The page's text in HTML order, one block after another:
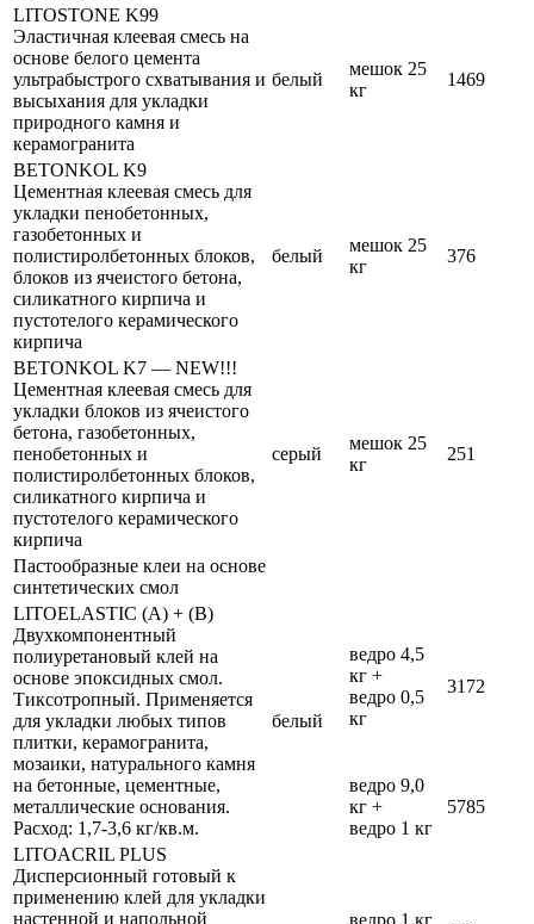
LITOSTONE K99
Эластичная клеевая смесь на
основе белого цемента
ультрабыстрого схватывания и
высыхания для укладки
природного камня и
керамогранита
белый
мешок 25
кг
1469
BETONKOL K9
Цементная клеевая смесь для
укладки пенобетонных,
газобетонных и
полистиролбетонных блоков,
блоков из ячеистого бетона,
силикатного кирпича и
пустотелого керамического
кирпича
белый
мешок 25
кг
376
BETONKOL K7 — NEW!!!
Цементная клеевая смесь для
укладки блоков из ячеистого
бетона, газобетонных,
пенобетонных и
полистиролбетонных блоков,
силикатного кирпича и
пустотелого керамического
кирпича
серый
мешок 25
кг
251
Пастообразные клеи на основе
синтетических смол
LITOELASTIC (A) + (В)
Двухкомпонентный
полиуретановый клей на
основе эпоксидных смол.
Тиксотропный. Применяется
для укладки любых типов
плитки, керамогранита,
мозаики, натурального камня
на бетонные, цементные,
металлические основания.
Расход: 1,7-3,6 кг/кв.м.
белый
ведро 4,5
кг +
ведро 0,5
кг
3172
ведро 9,0
кг +
ведро 1 кг
5785
LITOACRIL PLUS
Дисперсионный готовый к
применению клей для укладки
настенной и напольной
ведро 1 кг